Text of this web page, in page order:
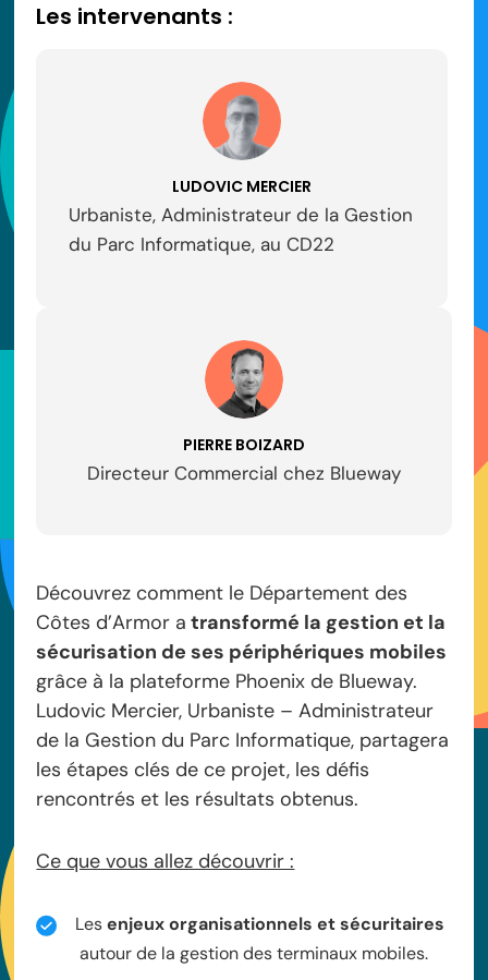
Les intervenants :
LUDOVIC MERCIER
Urbaniste, Administrateur de la Gestion
du Parc Informatique, au CD22
PIERRE BOIZARD
Directeur Commercial chez Blueway
Découvrez comment le Département des
Côtes d’Armor a transformé la gestion et la
sécurisation de ses périphériques mobiles
grâce à la plateforme Phoenix de Blueway.
Ludovic Mercier, Urbaniste – Administrateur
de la Gestion du Parc Informatique, partagera
les étapes clés de ce projet, les défis
rencontrés et les résultats obtenus.
Ce que vous allez découvrir :
Lesenjeux organisationnels et sécuritaires
autour de la gestion des terminaux mobiles.